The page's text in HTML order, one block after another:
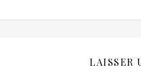
LAISSER